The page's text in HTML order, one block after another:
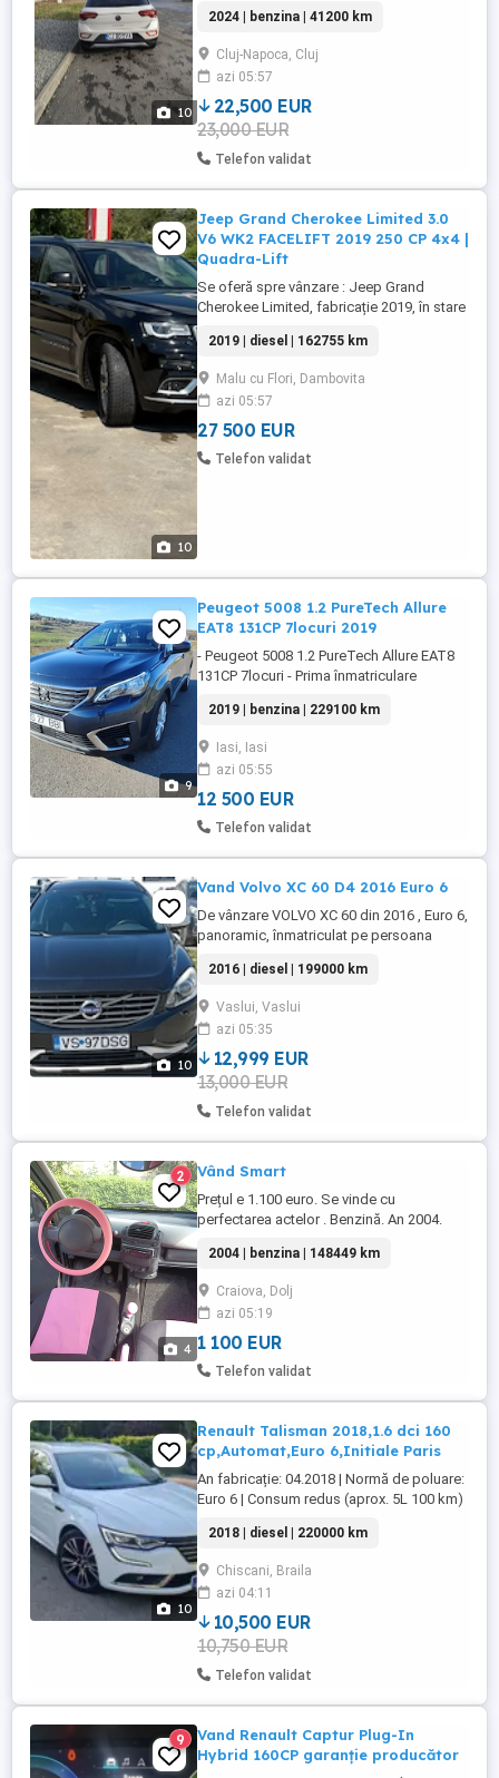
10
achiziționată din reprezentanța în 2024
luna mai , mașina se află într-o stare foarte
bună este în garanție și nu are nici o
problemă, mașina se vinde cu un set de
roți complecte cu cauciucuri ...
2024 | benzina | 41200 km
Cluj-Napoca, Cluj
azi 05:57
22,500 EUR
23,000 EUR
Telefon validat
10
Jeep Grand Cherokee Limited 3.0
V6 WK2 FACELIFT 2019 250 CP 4x4 |
Quadra-Lift
Se oferă spre vânzare : Jeep Grand
Cherokee Limited, fabricație 2019, în stare
Autoturism premium, ideal atât pentru
utilizarea zilnică, cât și pentru călătorii
lungi, datorită confortului excepțional și
performanțelor sistemului de tracțiune
integrală. Date ...
2019 | diesel | 162755 km
Malu cu Flori, Dambovita
azi 05:57
27 500 EUR
Telefon validat
9
Peugeot 5008 1.2 PureTech Allure
EAT8 131CP 7locuri 2019
- Peugeot 5008 1.2 PureTech Allure EAT8
131CP 7locuri - Prima înmatriculare
Transmisie automata 8+1 - Proiectoare
ceata - Închidere centralizata - ABS ESP -
Mod rulare Sport - Sistem de navigație
inclusiv harta României - Senzori de
parcare fata spate cu ...
2019 | benzina | 229100 km
Iasi, Iasi
azi 05:55
12 500 EUR
Telefon validat
10
Vand Volvo XC 60 D4 2016 Euro 6
De vânzare VOLVO XC 60 din 2016 , Euro 6,
panoramic, înmatriculat pe persoana
Germania de unde a fost achiziționată .
Masina foarte bine întreținută, cu toate
consumabilele schimbate -distribuție, ulei
cutie și grupuri, parbriz nou (in service
autorizat și cu ...
2016 | diesel | 199000 km
Vaslui, Vaslui
azi 05:35
12,999 EUR
13,000 EUR
Telefon validat
4
2 Vând Smart
Prețul e 1.100 euro. Se vinde cu
perfectarea actelor . Benzină. An 2004.
2004 | benzina | 148449 km
Craiova, Dolj
azi 05:19
1 100 EUR
Telefon validat
10
Renault Talisman 2018,1.6 dci 160
cp,Automat,Euro 6,Initiale Paris
An fabricație: 04.2018 | Normă de poluare:
Euro 6 | Consum redus (aprox. 5L 100 km)
Inmatriculat RO Ideala pentru familie sau
pt.ride sharing Culoare Alb Faruri
autoadaptive BI - LED cu lumini de zi LED
+ stopuri spate LED Front Assist Surround
View - Parcare ...
2018 | diesel | 220000 km
Chiscani, Braila
azi 04:11
10,500 EUR
10,750 EUR
Telefon validat
9
Vand Renault Captur Plug-In
Hybrid 160CP garanție producător